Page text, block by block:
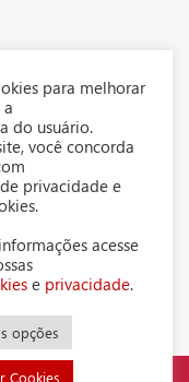
para melhorar
a
do usuário.
você concorda
privacidade e
acesse
e privacidade.
opções
Cookies